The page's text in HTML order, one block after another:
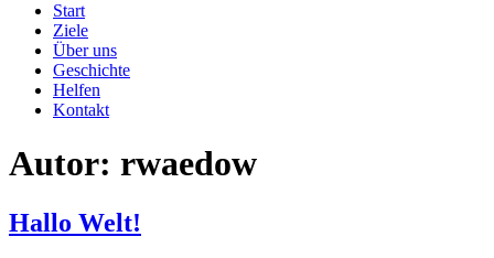
Start
Ziele
Über uns
Geschichte
Helfen
Kontakt
Autor: rwaedow
Hallo Welt!